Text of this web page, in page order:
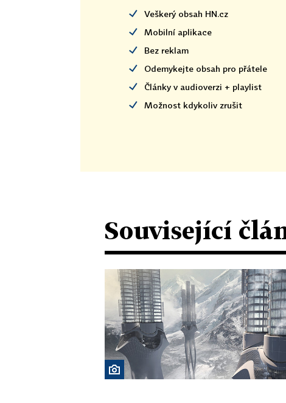
Veškerý obsah HN.cz
Mobilní aplikace
Bez reklam
Odemykejte obsah pro přátele
Články v audioverzi + playlist
Možnost kdykoliv zrušit
Související